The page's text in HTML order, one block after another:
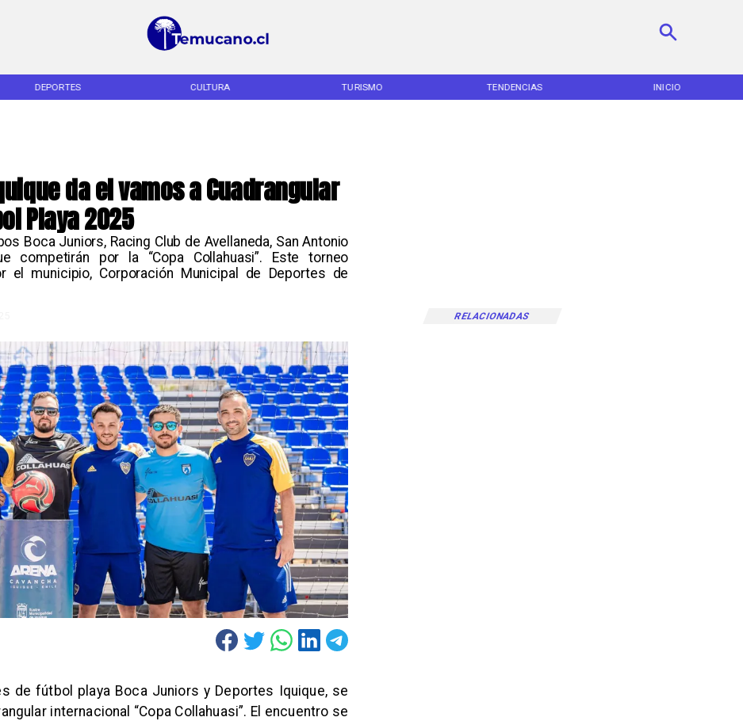
DEPORTES CULTURA TURISMO TENDENCIAS INICIO
da el vamos a Cuadrangular
Playa 2025
Boca Juniors, Racing Club de Avellaneda, San Antonio
competirán por la “Copa Collahuasi”. Este torneo
el municipio, Corporación Municipal de Deportes de
RELACIONADAS
de fútbol playa Boca Juniors y Deportes Iquique, se
internacional “Copa Collahuasi”. El encuentro se